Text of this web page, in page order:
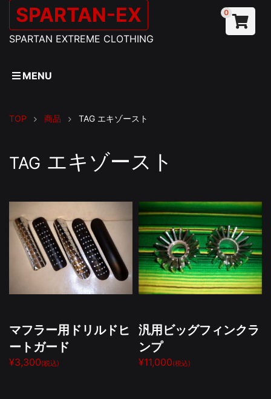
SPARTAN-EX
SPARTAN EXTREME CLOTHING
0
MENU
TOP 商品 TAG エキゾースト
TAG エキゾースト
マフラー用ドリルドヒ
ートガード
¥3,300(税込)
汎用ビッグフィンクラ
ンプ
¥11,000(税込)